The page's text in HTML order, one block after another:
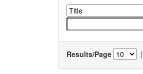
Results/Page |